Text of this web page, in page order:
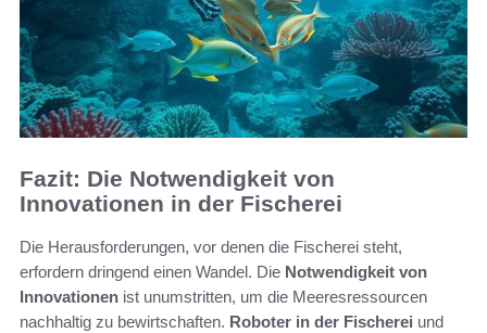
Fazit: Die Notwendigkeit von
Innovationen in der Fischerei
Die Herausforderungen, vor denen die Fischerei steht,
erfordern dringend einen Wandel. Die Notwendigkeit von
Innovationen ist unumstritten, um die Meeresressourcen
nachhaltig zu bewirtschaften. Roboter in der Fischerei und